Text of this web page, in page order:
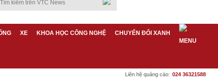
XE KHOA HỌC CÔNG NGHỆ CHUYỂN ĐỔI XANH
Liên hệ quảng cáo: 024 36321588